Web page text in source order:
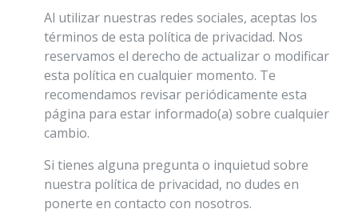
Al utilizar nuestras redes sociales, aceptas los
términos de esta política de privacidad. Nos
reservamos el derecho de actualizar o modificar
esta política en cualquier momento. Te
recomendamos revisar periódicamente esta
página para estar informado(a) sobre cualquier
cambio.
Si tienes alguna pregunta o inquietud sobre
nuestra política de privacidad, no dudes en
ponerte en contacto con nosotros.